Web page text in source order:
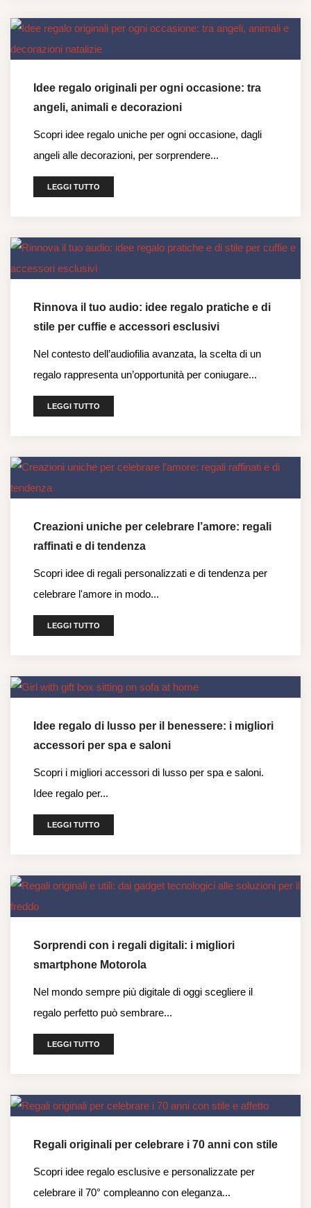
Idee regalo originali per ogni occasione: tra
angeli, animali e decorazioni
Scopri idee regalo uniche per ogni occasione, dagli
angeli alle decorazioni, per sorprendere...
LEGGI TUTTO
Rinnova il tuo audio: idee regalo pratiche e di
stile per cuffie e accessori esclusivi
Nel contesto dell’audiofilia avanzata, la scelta di un
regalo rappresenta un’opportunità per coniugare...
LEGGI TUTTO
Creazioni uniche per celebrare l’amore: regali
raffinati e di tendenza
Scopri idee di regali personalizzati e di tendenza per
celebrare l'amore in modo...
LEGGI TUTTO
Idee regalo di lusso per il benessere: i migliori
accessori per spa e saloni
Scopri i migliori accessori di lusso per spa e saloni.
Idee regalo per...
LEGGI TUTTO
Sorprendi con i regali digitali: i migliori
smartphone Motorola
Nel mondo sempre più digitale di oggi scegliere il
regalo perfetto può sembrare...
LEGGI TUTTO
Regali originali per celebrare i 70 anni con stile
Scopri idee regalo esclusive e personalizzate per
celebrare il 70° compleanno con eleganza...